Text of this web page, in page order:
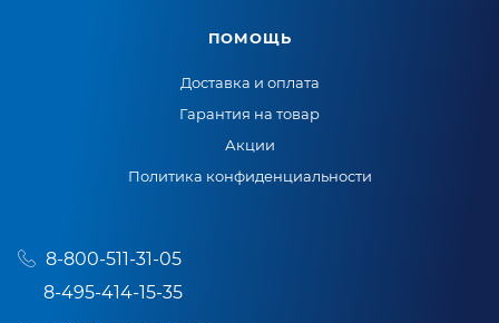
ПОМОЩЬ
Доставка и оплата
Гарантия на товар
Акции
Политика конфиденциальности
8-800-511-31-05
8-495-414-15-35